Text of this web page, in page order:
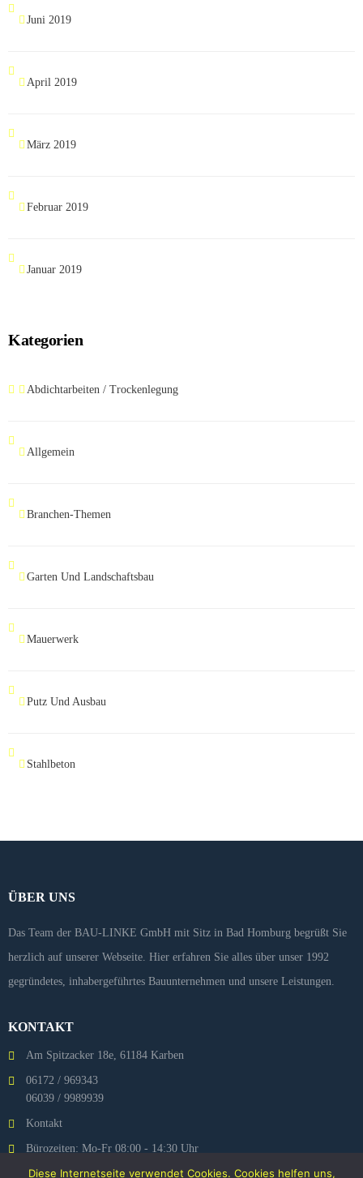
Juni 2019
April 2019
März 2019
Februar 2019
Januar 2019
Kategorien
Abdichtarbeiten / Trockenlegung
Allgemein
Branchen-Themen
Garten Und Landschaftsbau
Mauerwerk
Putz Und Ausbau
Stahlbeton
ÜBER UNS
Das Team der BAU-LINKE GmbH mit Sitz in Bad Homburg begrüßt Sie
herzlich auf unserer Webseite. Hier erfahren Sie alles über unser 1992
gegründetes, inhabergeführtes Bauunternehmen und unsere Leistungen.
KONTAKT
Am Spitzacker 18e, 61184 Karben
06172 / 969343
06039 / 9989939
Kontakt
Bürozeiten: Mo-Fr 08:00 - 14:30 Uhr
Bau-Linke auf INSTAGRAM
Diese Internetseite verwendet Cookies. Cookies helfen uns,